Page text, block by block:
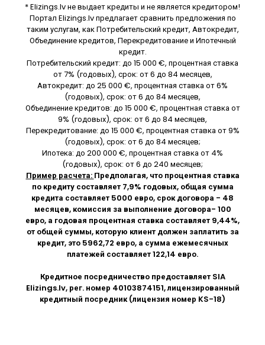
* Elizings.lv не выдает кредиты и не является кредитором!
Портал Elizings.lv предлагает сравнить предложения по
таким услугам, как Потребительский кредит, Автокредит,
Объединение кредитов, Перекредитование и Ипотечный
кредит.
Потребительский кредит: до 15 000 €, процентная ставка
от 7% (годовых), срок: от 6 до 84 месяцев,
Автокредит: до 25 000 €, процентная ставка от 6%
(годовых), срок: от 6 до 84 месяцев,
Объединение кредитов: до 15 000 €, процентная ставка от
9% (годовых), срок: от 6 до 84 месяцев,
Перекредитование: до 15 000 €, процентная ставка от 9%
(годовых), срок: от 6 до 84 месяцев;
Ипотека: до 200 000 €, процентная ставка от 4%
(годовых), срок: от 6 до 240 месяцев;
Пример расчета: Предполагая, что процентная ставка
по кредиту составляет 7,9% годовых, общая сумма
кредита составляет 5000 евро, срок договора - 48
месяцев, комиссия за выполнение договора- 100
евро, а годовая процентная ставка составляет 9,44%,
от общей суммы, которую клиент должен заплатить за
кредит, это 5962,72 евро, а сумма ежемесячных
платежей составляет 122,14 евро.
Кредитное посредничество предоставляет SIA
Elizings.lv, рег. номер 40103874151, лицензированный
кредитный посредник (лицензия номер KS-18)